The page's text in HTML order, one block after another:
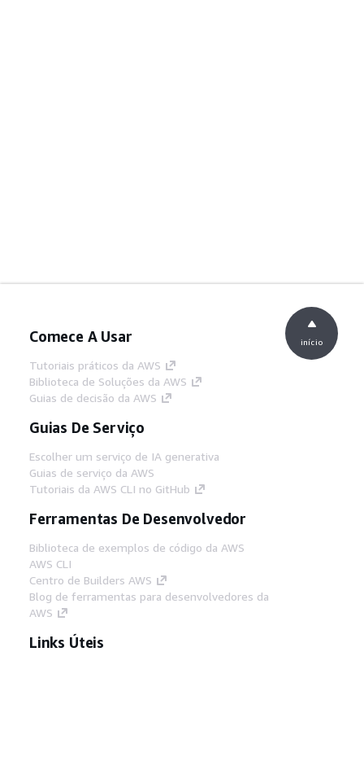
Comece A Usar
Tutoriais práticos da AWS
Biblioteca de Soluções da AWS
Guias de decisão da AWS
Guias De Serviço
Escolher um serviço de IA generativa
Guias de serviço da AWS
Tutoriais da AWS CLI no GitHub
Ferramentas De Desenvolvedor
Biblioteca de exemplos de código da AWS
AWS CLI
Centro de Builders AWS
Blog de ferramentas para desenvolvedores da
AWS
Links Úteis
início